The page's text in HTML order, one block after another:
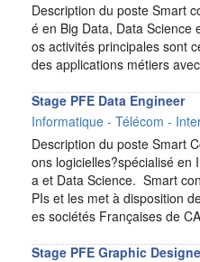
Description du poste Smart
é en Big Data, Data Science
os activités principales sont
des applications métiers
Stage PFE Data Engineer
Informatique - Télécom -
Description du poste Smart
ons logicielles?spécialisé en
a et Data Science. Smart
PIs et les met à disposition
es sociétés Françaises de
Stage PFE Graphic